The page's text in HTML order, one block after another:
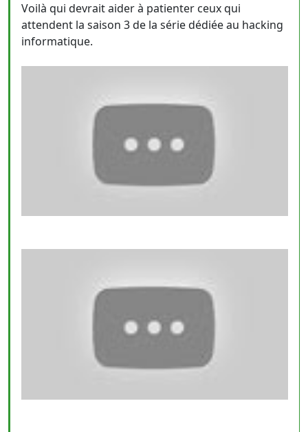
Voilà qui devrait aider à patienter ceux qui
attendent la saison 3 de la série dédiée au hacking
informatique.